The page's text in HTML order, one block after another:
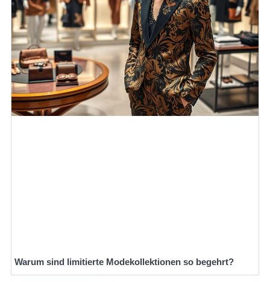
Warum sind limitierte Modekollektionen so begehrt?